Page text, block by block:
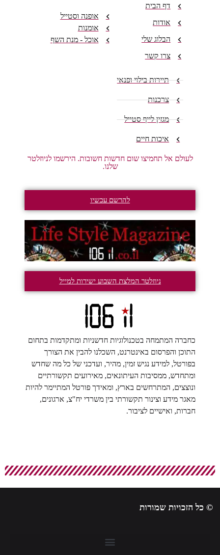
דף הבית
אודות
הבלוג שלי
צרו קשר
אופנה וסטייל
אומנות
אוכל - מנת השף
תיירות בילוי ופנאי
צרכנות
מגזין לייף סטייל
איכות חיים
לעולם אל תחמיצו שום חדשות חשובות. הירשמו לניוזלטר
שלנו.
להרשם עכשיו
ניוזלטר המלצת השבוע ישירות למייל
כחברה המתמחה בטכנולוגיות חדשניות ומתקדמות בתחום
התוכן והפרסום באינטרנט, השכלנו להבין את הצורך
בפורטל, למידע נגיש זמין, מהיר, ועדכני של כל מה שחדש
ומתחדש, ממסיבות העיתונאים, מאירועים תקשורתיים
ונוצצים, המתרחשים בארץ, ומאידך פורטל המתיימר להיות
מאגר מידע וצינור תקשורתי בין משרדי יח"צ, ארגונים,
חברות, ואישיים לציבור.
© כל הזכויות שמורות